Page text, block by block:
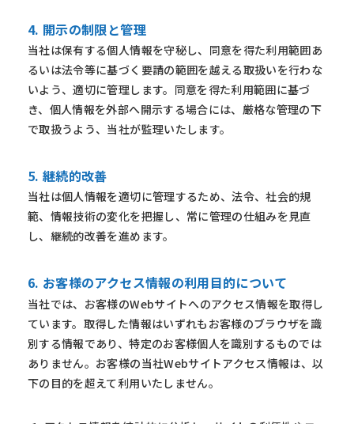
4. 開示の制限と管理
当社は保有する個人情報を守秘し、同意を得た利用範囲あ
るいは法令等に基づく要請の範囲を越える取扱いを行わな
いよう、適切に管理します。同意を得た利用範囲に基づ
き、個人情報を外部へ開示する場合には、厳格な管理の下
で取扱うよう、当社が監理いたします。
5. 継続的改善
当社は個人情報を適切に管理するため、法令、社会的規
範、情報技術の変化を把握し、常に管理の仕組みを見直
し、継続的改善を進めます。
6. お客様のアクセス情報の利用目的について
当社では、お客様のWebサイトへのアクセス情報を取得し
ています。取得した情報はいずれもお客様のブラウザを識
別する情報であり、特定のお客様個人を識別するものでは
ありません。お客様の当社Webサイトアクセス情報は、以
下の目的を超えて利用いたしません。